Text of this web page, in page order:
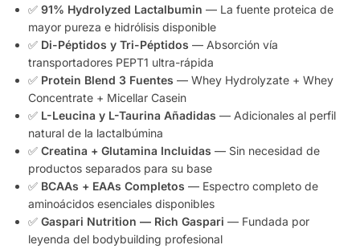
✅ 91% Hydrolyzed Lactalbumin — La fuente proteica de
mayor pureza e hidrólisis disponible
✅ Di-Péptidos y Tri-Péptidos — Absorción vía
transportadores PEPT1 ultra-rápida
✅ Protein Blend 3 Fuentes — Whey Hydrolyzate + Whey
Concentrate + Micellar Casein
✅ L-Leucina y L-Taurina Añadidas — Adicionales al perfil
natural de la lactalbúmina
✅ Creatina + Glutamina Incluidas — Sin necesidad de
productos separados para su base
✅ BCAAs + EAAs Completos — Espectro completo de
aminoácidos esenciales disponibles
✅ Gaspari Nutrition — Rich Gaspari — Fundada por
leyenda del bodybuilding profesional